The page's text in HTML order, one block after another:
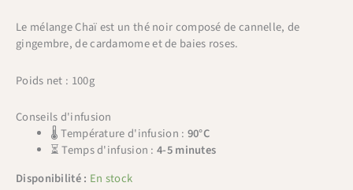
Le mélange Chaï est un thé noir composé de cannelle, de
gingembre, de cardamome et de baies roses.
Poids net : 100g
Conseils d'infusion
🌡 Température d'infusion : 90°C
⏳ Temps d'infusion :4-5 minutes
Disponibilité : En stock